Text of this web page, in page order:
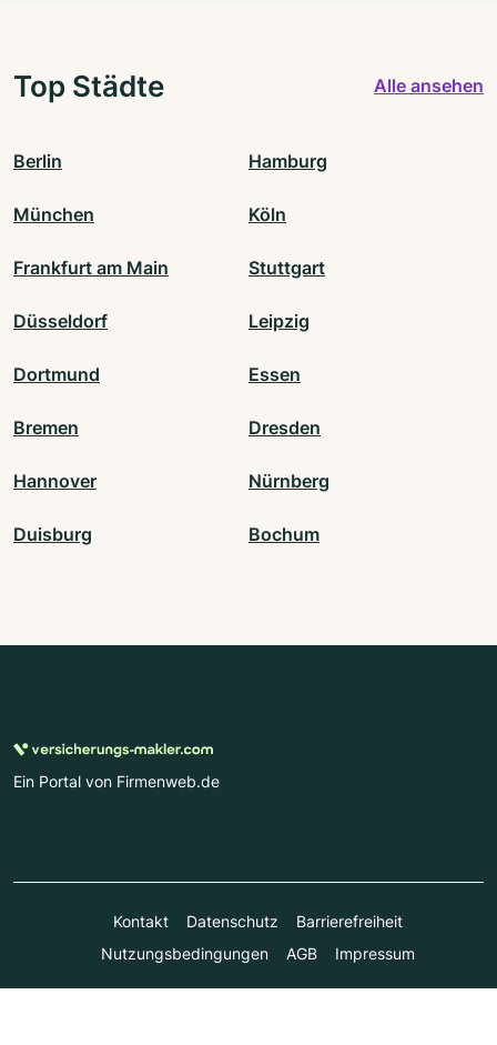
Top Städte Alle ansehen
Berlin Hamburg
München Köln
Frankfurt am Main Stuttgart
Düsseldorf Leipzig
Dortmund Essen
Bremen Dresden
Hannover Nürnberg
Duisburg Bochum
Ein Portal von Firmenweb.de
Kontakt Datenschutz
Barrierefreiheit
Nutzungsbedingungen
AGB Impressum